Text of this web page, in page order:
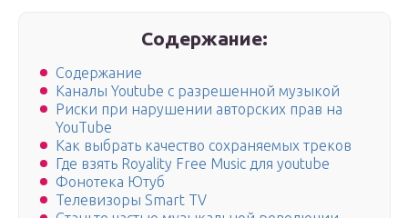
Содержание:
Содержание
Каналы Youtube с разрешенной музыкой
Риски при нарушении авторских прав на
YouTube
Как выбрать качество сохраняемых треков
Где взять Royality Free Music для youtube
Фонотека Ютуб
Телевизоры Smart TV